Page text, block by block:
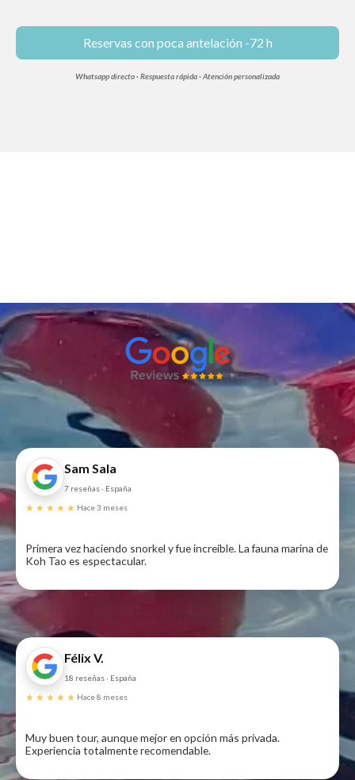
Reservas con poca antelación -72 h
Whatsapp directo · Respuesta rápida · Atención personalizada
Sam Sala
7 reseñas · España
★★★★★ Hace 3 meses
Primera vez haciendo snorkel y fue increíble. La fauna marina de
Koh Tao es espectacular.
Félix V.
18 reseñas · España
★★★★★ Hace 8 meses
Muy buen tour, aunque mejor en opción más privada.
Experiencia totalmente recomendable.